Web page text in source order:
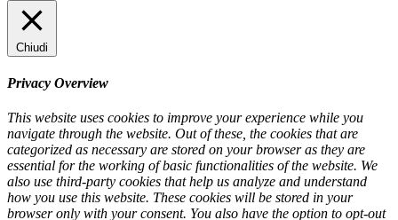
Chiudi
Privacy Overview
This website uses cookies to improve your experience while you
navigate through the website. Out of these, the cookies that are
categorized as necessary are stored on your browser as they are
essential for the working of basic functionalities of the website. We
also use third-party cookies that help us analyze and understand
how you use this website. These cookies will be stored in your
browser only with your consent. You also have the option to opt-out